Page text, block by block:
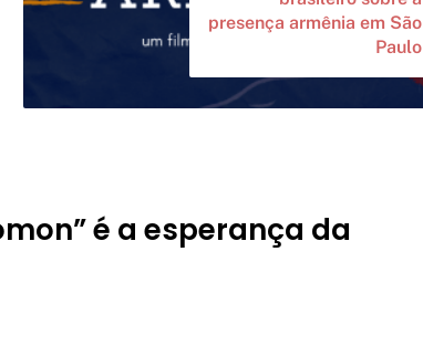
presença armênia em São
Paulo
é a esperança da